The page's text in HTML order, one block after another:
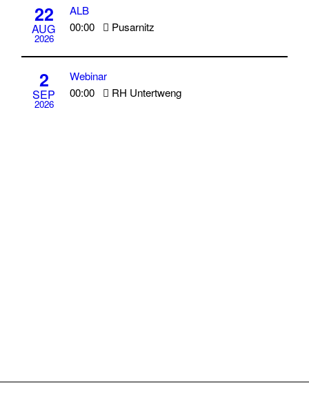
22
AUG
2026
ALB
00:00
Pusarnitz
2
SEP
2026
Webinar
00:00
RH Untertweng